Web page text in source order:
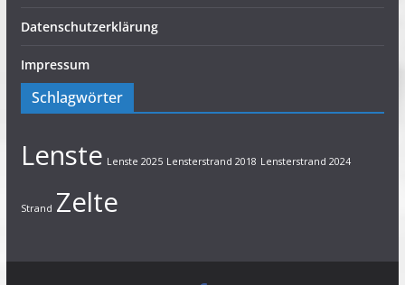
Datenschutzerklärung
Impressum
Schlagwörter
Lenste Lenste 2025 Lensterstrand 2018 Lensterstrand 2024
Strand Zelte